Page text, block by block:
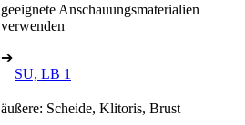
geeignete Anschauungsmaterialien
verwenden
➔
SU, LB 1
äußere: Scheide, Klitoris, Brust